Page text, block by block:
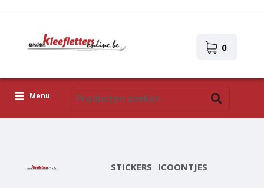
0
Menu
STICKERS ICOONTJES